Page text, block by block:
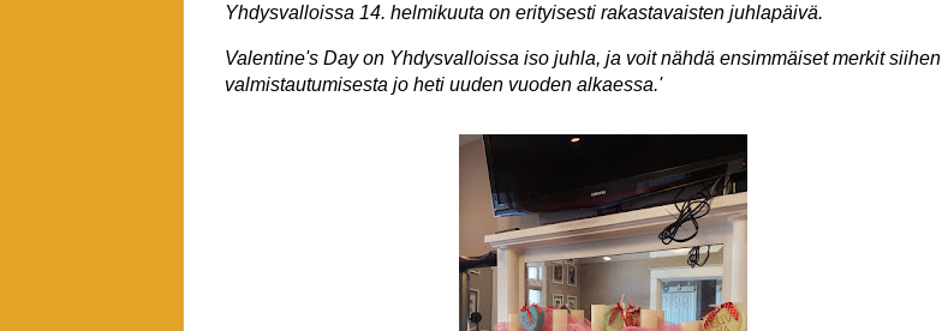
Yhdysvalloissa 14. helmikuuta on erityisesti rakastavaisten juhlapäivä.
Valentine's Day on Yhdysvalloissa iso juhla, ja voit nähdä ensimmäiset merkit siihen
valmistautumisesta jo heti uuden vuoden alkaessa.'